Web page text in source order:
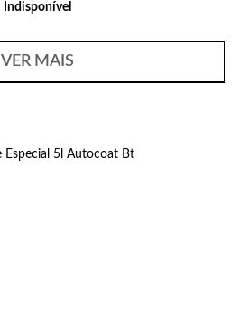
Indisponível
VER MAIS